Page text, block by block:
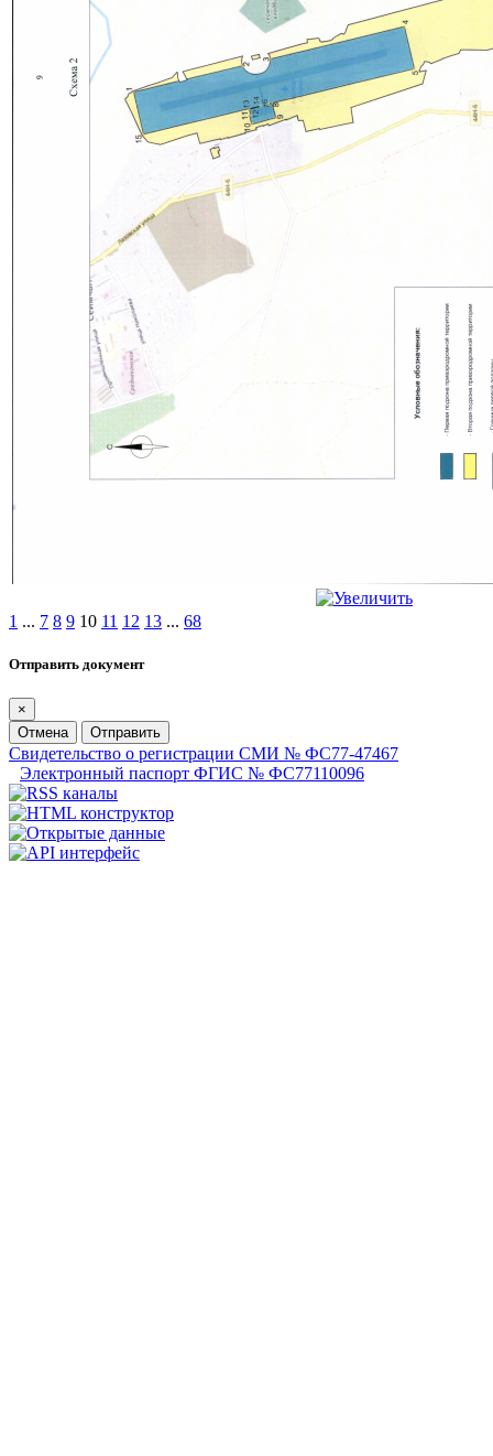
1 ... 7 8 9 10 11 12 13 ... 68
Отправить документ
×
Отмена
Отправить
Свидетельство о регистрации СМИ № ФС77-47467
Электронный паспорт ФГИС № ФС77110096